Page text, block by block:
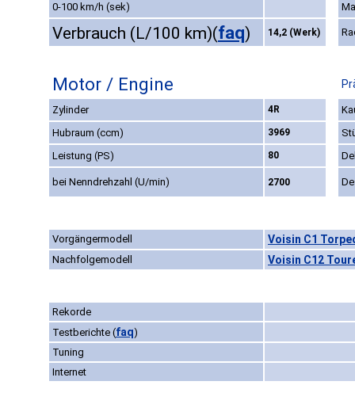
0-100 km/h (sek)
Verbrauch (L/100 km)(faq) 14,2 (Werk)
Motor / Engine
Zylinder 4R
Hubraum (ccm)
3969
Leistung (PS)
80
bei Nenndrehzahl (U/min) 2700
Vorgängermodell Voisin C1
Nachfolgemodell Voisin C12
Rekorde
Testberichte (faq)
Tuning
Internet